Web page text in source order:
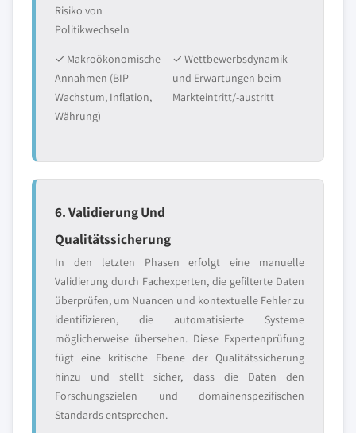
Risiko von
Politikwechseln
✓ Makroökonomische
Annahmen (BIP-
Wachstum, Inflation,
Währung)
✓ Wettbewerbsdynamik
und Erwartungen beim
Markteintritt/-austritt
6. Validierung Und
Qualitätssicherung
In den letzten Phasen erfolgt eine manuelle
Validierung durch Fachexperten, die gefilterte Daten
überprüfen, um Nuancen und kontextuelle Fehler zu
identifizieren, die automatisierte Systeme
möglicherweise übersehen. Diese Expertenprüfung
fügt eine kritische Ebene der Qualitätssicherung
hinzu und stellt sicher, dass die Daten den
Forschungszielen und domainenspezifischen
Standards entsprechen.